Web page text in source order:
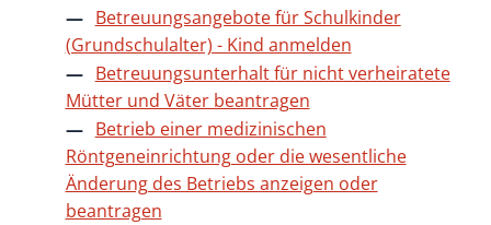
Betreuungsangebote für Schulkinder
(Grundschulalter) - Kind anmelden
Betreuungsunterhalt für nicht verheiratete
Mütter und Väter beantragen
Betrieb einer medizinischen
Röntgeneinrichtung oder die wesentliche
Änderung des Betriebs anzeigen oder
beantragen